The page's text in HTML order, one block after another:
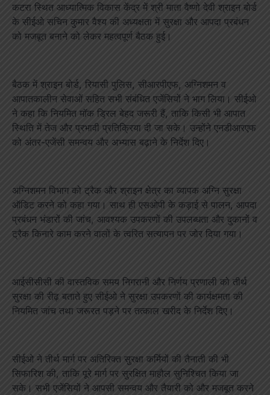
कटरा स्थित आध्यात्मिक विकास केंद्र में श्री माता वैष्णो देवी श्राइन बोर्ड
के सीईओ सचिन कुमार वैश्य की अध्यक्षता में सुरक्षा और आपदा प्रबंधन
को मजबूत बनाने को लेकर महत्वपूर्ण बैठक हुई।
बैठक में श्राइन बोर्ड, रियासी पुलिस, सीआरपीएफ, अग्निशमन व
आपातकालीन सेवाओं सहित सभी संबंधित एजेंसियों ने भाग लिया। सीईओ
ने कहा कि नियमित मॉक ड्रिल बेहद जरूरी हैं, ताकि किसी भी आपात
स्थिति में तेज और प्रभावी प्रतिक्रिया दी जा सके। उन्होंने एनडीआरएफ
को अंतर-एजेंसी समन्वय और अभ्यास बढ़ाने के निर्देश दिए।
अग्निशमन विभाग को ट्रैक और श्राइन क्षेत्र का व्यापक अग्नि सुरक्षा
ऑडिट करने को कहा गया। साथ ही एसओपी के कड़ाई से पालन, आपदा
प्रबंधन भंडारों की जांच, आवश्यक उपकरणों की उपलब्धता और दुकानों व
ट्रैक किनारे काम करने वालों के त्वरित सत्यापन पर जोर दिया गया।
आईसीसीसी की वास्तविक समय निगरानी और निर्णय प्रणाली को तीर्थ
सुरक्षा की रीढ़ बताते हुए सीईओ ने सुरक्षा उपकरणों की कार्यक्षमता की
नियमित जांच तथा जरूरत पड़ने पर तत्काल खरीद के निर्देश दिए।
सीईओ ने तीर्थ मार्ग पर अतिरिक्त सुरक्षा कर्मियों की तैनाती की भी
सिफारिश की, ताकि पूरे मार्ग पर सुरक्षित माहौल सुनिश्चित किया जा
सके। सभी एजेंसियों ने आपसी समन्वय और तैयारी को और मजबूत करने